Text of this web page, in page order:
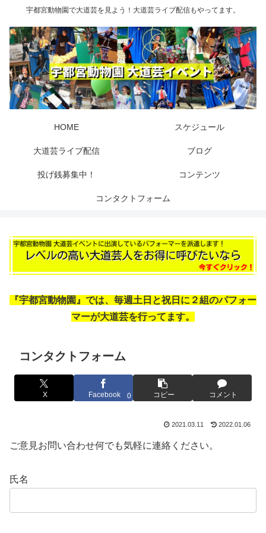
宇都宮動物園で大道芸を見よう！大道芸ライブ配信もやってます。
HOME スケジュール
大道芸ライブ配信 ブログ
投げ銭募集中！ コンテンツ
コンタクトフォーム
『宇都宮動物園』では、毎週土日と祝日に２組のパフォー
マーが大道芸を行ってます。
コンタクトフォーム
X Facebook 0 コピー コメント
2021.03.11 2022.01.06
ご意見お問い合わせ何でも気軽に連絡ください。
氏名